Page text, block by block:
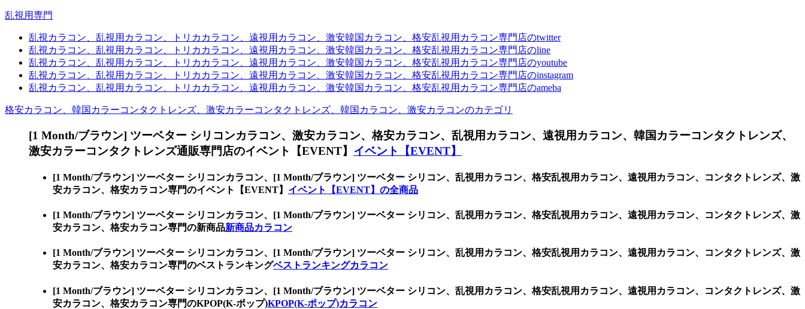
乱視用専門
乱視カラコン、乱視用カラコン、トリカカラコン、遠視用カラコン、激安韓国カラコン、格安乱視用カラコン専門店のtwitter
乱視カラコン、乱視用カラコン、トリカカラコン、遠視用カラコン、激安韓国カラコン、格安乱視用カラコン専門店のline
乱視カラコン、乱視用カラコン、トリカカラコン、遠視用カラコン、激安韓国カラコン、格安乱視用カラコン専門店のyoutube
乱視カラコン、乱視用カラコン、トリカカラコン、遠視用カラコン、激安韓国カラコン、格安乱視用カラコン専門店のinstagram
乱視カラコン、乱視用カラコン、トリカカラコン、遠視用カラコン、激安韓国カラコン、格安乱視用カラコン専門店のameba
格安カラコン、韓国カラーコンタクトレンズ、激安カラーコンタクトレンズ、韓国カラコン、激安カラコンのカテゴリ
[1 Month/ブラウン] ツーベター シリコンカラコン、 激安カラコン、格安カラコン、乱視用カラコン、遠視用カラコン、韓国カラーコンタクトレンズ、
激安カラーコンタクトレンズ通販専門店のイベント【EVENT】 イベント【EVENT】
[1 Month/ブラウン] ツーベター シリコンカラコン、 [1 Month/ブラウン] ツーベター シリコン、乱視用カラコン、格安乱視用カラコン、遠視用カラコン、コンタクトレンズ、激
安カラコン、格安カラコン専門のイベント【EVENT】 イベント【EVENT】の全商品
[1 Month/ブラウン] ツーベター シリコンカラコン、 [1 Month/ブラウン] ツーベター シリコン、乱視用カラコン、格安乱視用カラコン、遠視用カラコン、コンタクトレンズ、激
安カラコン、格安カラコン専門の新商品新商品カラコン
[1 Month/ブラウン] ツーベター シリコンカラコン、 [1 Month/ブラウン] ツーベター シリコン、乱視用カラコン、格安乱視用カラコン、遠視用カラコン、コンタクトレンズ、激
安カラコン、格安カラコン専門のベストランキングベストランキングカラコン
[1 Month/ブラウン] ツーベター シリコンカラコン、 [1 Month/ブラウン] ツーベター シリコン、乱視用カラコン、格安乱視用カラコン、遠視用カラコン、コンタクトレンズ、激
安カラコン、格安カラコン専門のKPOP(K-ポップ)KPOP(K-ポップ)カラコン